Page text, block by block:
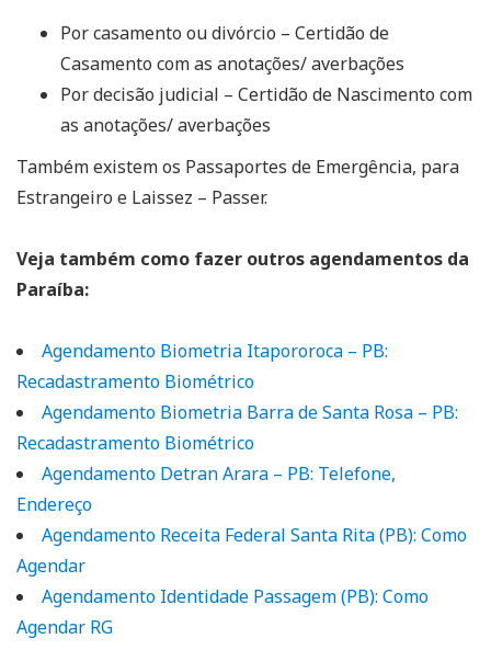
Por casamento ou divórcio – Certidão de
Casamento com as anotações/ averbações
Por decisão judicial – Certidão de Nascimento com
as anotações/ averbações
Também existem os Passaportes de Emergência, para
Estrangeiro e Laissez – Passer.
Veja também como fazer outros agendamentos da
Paraíba:
Agendamento Biometria Itapororoca – PB:
Recadastramento Biométrico
Agendamento Biometria Barra de Santa Rosa – PB:
Recadastramento Biométrico
Agendamento Detran Arara – PB: Telefone,
Endereço
Agendamento Receita Federal Santa Rita (PB): Como
Agendar
Agendamento Identidade Passagem (PB): Como
Agendar RG